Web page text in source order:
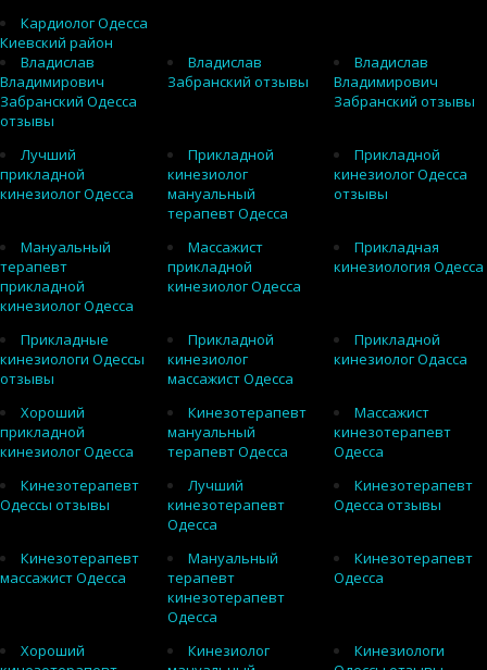
Кардиолог Одесса
Киевский район
Владислав
Владимирович
Забранский Одесса
отзывы
Владислав
Забранский отзывы
Владислав
Владимирович
Забранский отзывы
Лучший
прикладной
кинезиолог Одесса
Прикладной
кинезиолог
мануальный
терапевт Одесса
Прикладной
кинезиолог Одесса
отзывы
Мануальный
терапевт
прикладной
кинезиолог Одесса
Массажист
прикладной
кинезиолог Одесса
Прикладная
кинезиология Одесса
Прикладные
кинезиологи Одессы
отзывы
Прикладной
кинезиолог
массажист Одесса
Прикладной
кинезиолог Одасса
Хороший
прикладной
кинезиолог Одесса
Кинезотерапевт
мануальный
терапевт Одесса
Массажист
кинезотерапевт
Одесса
Кинезотерапевт
Одессы отзывы
Лучший
кинезотерапевт
Одесса
Кинезотерапевт
Одесса отзывы
Кинезотерапевт
массажист Одесса
Мануальный
терапевт
кинезотерапевт
Одесса
Кинезотерапевт
Одесса
Хороший
Кинезиолог
Кинезиологи